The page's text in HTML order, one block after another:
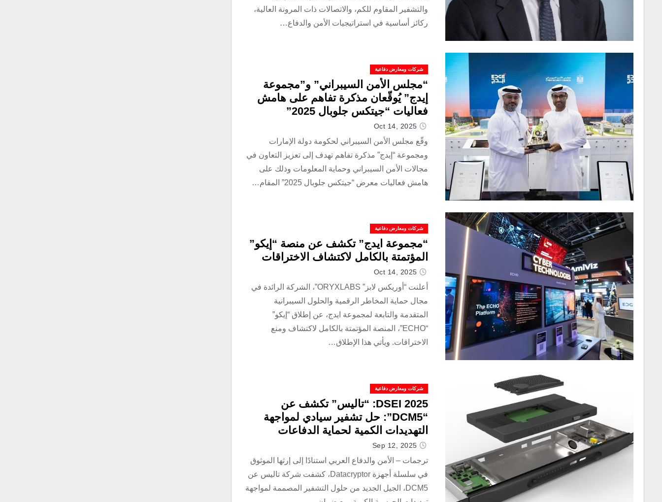
والتشفير المقاوم للكم، والاتصالات ذات المرونة العالية،
ركائز أساسية في استراتيجيات الأمن والدفاع…
شركات ومعارض دفاعية
“مجلس الأمن السيبراني” و”مجموعة
إيدج” يُوقّعان مذكرة تفاهم على هامش
فعاليات “جيتكس جلوبال 2025”
Oct 14, 2025
وقّع مجلس الأمن السيبراني لحكومة دولة الإمارات
ومجموعة “إيدج” مذكرة تفاهم تهدف إلى تعزيز التعاون في
مجالات الأمن السيبراني وحماية المعلومات وذلك على
هامش فعاليات معرض “جيتكس جلوبال 2025” المقام…
شركات ومعارض دفاعية
“مجموعة ايدج” تكشف عن منصة “إيكو”
المؤتمتة بالكامل لاكتشاف الاختراقات
Oct 14, 2025
أعلنت “أوريكس لابز” ORYXLABS”، الشركة الرائدة في
مجال حماية المخاطر الرقمية والحلول السيبرانية
المتقدمة والتابعة لمجموعة ايدج، عن إطلاق “إيكو”
“ECHO”، المنصة المؤتمتة بالكامل لاكتشاف ومنع
الاختراقات. ويأتي هذا الإطلاق…
شركات ومعارض دفاعية
DSEI 2025: “تاليس” تكشف عن
“DCM5”: حل تشفير سيادي لمواجهة
التهديدات الكمية لحماية الدفاعات
والحكومات عالميًا
Sep 12, 2025
ترجمات – الأمن والدفاع العربي استنادًا إلى إرثها الموثوق
في سلسلة أجهزة Datacryptor، كشفت شركة تاليس عن
DCM5، الجيل الجديد من حلول التشفير المصممة لمواجهة